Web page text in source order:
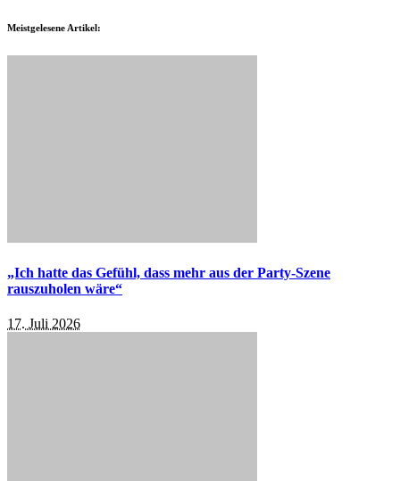
Meistgelesene Artikel:
„Ich hatte das Gefühl, dass mehr aus der Party-Szene
rauszuholen wäre“
17. Juli 2026